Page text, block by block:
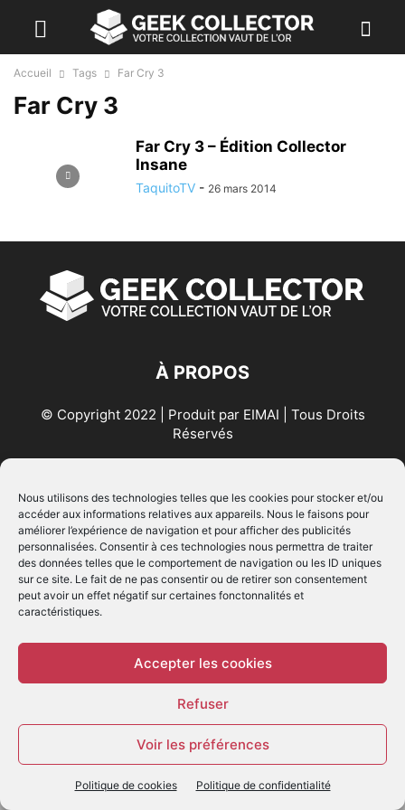
Nous utilisons des technologies telles que les cookies pour stocker et/ou
accéder aux informations relatives aux appareils. Nous le faisons pour
améliorer l’expérience de navigation et pour afficher des publicités
personnalisées. Consentir à ces technologies nous permettra de traiter
des données telles que le comportement de navigation ou les ID uniques
sur ce site. Le fait de ne pas consentir ou de retirer son consentement
peut avoir un effet négatif sur certaines fonctonnalités et
caractéristiques.
Accepter les cookies
Refuser
Voir les préférences
Politique de cookies Politique de confidentialité
Accueil Tags Far Cry 3
Far Cry 3
Far Cry 3 – Édition Collector
Insane
TaquitoTV - 26 mars 2014
À PROPOS
© Copyright 2022 | Produit par EIMAI | Tous Droits
Réservés
SUIVEZ NOUS